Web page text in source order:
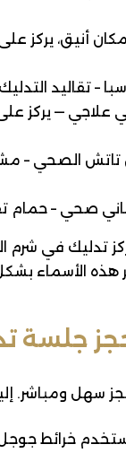
أنيق، يركز
– تقاليد
— يركز على
الصحي –
صحي – حمام
تدليك في شرم
هذه الأسماء
جلسة
خرائط